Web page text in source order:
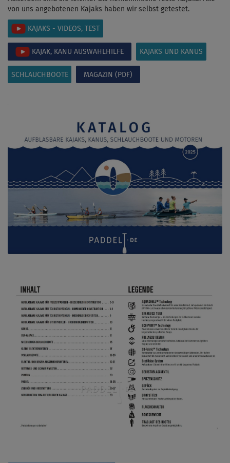
von uns angebotenen Kajaks haben wir selbst getestet.
KAJAKS - VIDEOS, TEST
KAJAK, KANU AUSWAHLHILFE KAJAKS UND KANUS
SCHLAUCHBOOTE MAGAZIN (PDF)